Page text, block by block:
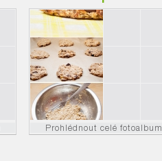
Prohlédnout celé fotoalbum